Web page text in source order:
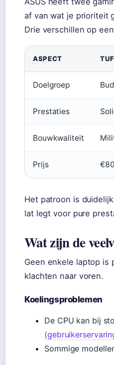
af van wat je prioriteit
Drie verschillen op
ASPECT
Doelgroep
Prestaties
Bouwkwaliteit
Prijs
Het patroon is
lat legt voor pure
Wat zijn de
Geen enkele laptop is
klachten naar voren.
Koelingsproblemen
De CPU kan bij
Sommige